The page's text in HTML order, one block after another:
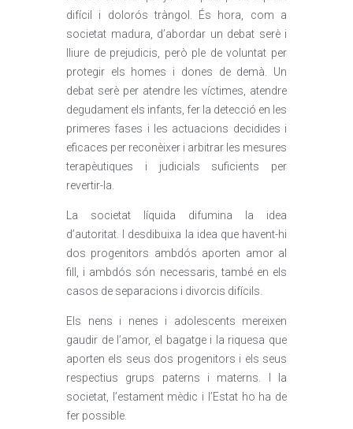
difícil i dolorós tràngol. És hora, com a
societat madura, d’abordar un debat serè i
lliure de prejudicis, però ple de voluntat per
protegir els homes i dones de demà. Un
debat serè per atendre les víctimes, atendre
degudament els infants, fer la detecció en les
primeres fases i les actuacions decidides i
eficaces per reconèixer i arbitrar les mesures
terapèutiques i judicials suficients per
revertir-la.
La societat líquida difumina la idea
d’autoritat. I desdibuixa la idea que havent-hi
dos progenitors ambdós aporten amor al
fill, i ambdós són necessaris, també en els
casos de separacions i divorcis difícils.
Els nens i nenes i adolescents mereixen
gaudir de l’amor, el bagatge i la riquesa que
aporten els seus dos progenitors i els seus
respectius grups paterns i materns. I la
societat, l’estament mèdic i l’Estat ho ha de
fer possible.